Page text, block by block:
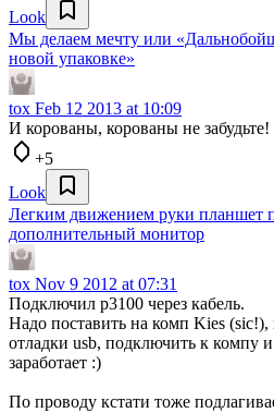
Look
Мы делаем мечту или
новой упаковке»
tox Feb 12 2013 at 10:09
И корованы, корованы не забудьте!
+5
Look
Легким движением руки планшет
дополнительный монитор
tox Nov 9 2012 at 07:31
Подключил p3100 через кабель.
Надо поставить на комп Kies
отладки usb, подключить к компу
заработает :)
По проводу кстати тоже